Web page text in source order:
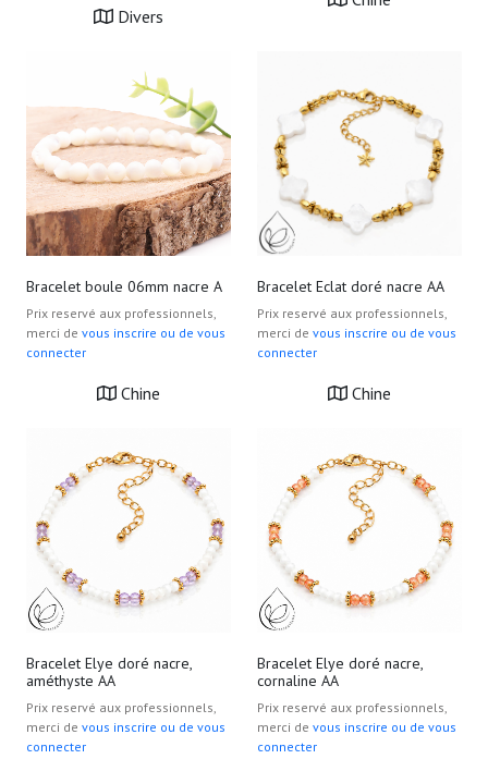
Divers
Bracelet boule 06mm nacre A
Prix reservé aux professionnels,
merci de vous inscrire ou de vous
connecter
Chine
Bracelet Eclat doré nacre AA
Prix reservé aux professionnels,
merci de vous inscrire ou de vous
connecter
Chine
Bracelet Elye doré nacre,
améthyste AA
Prix reservé aux professionnels,
merci de vous inscrire ou de vous
connecter
Bracelet Elye doré nacre,
cornaline AA
Prix reservé aux professionnels,
merci de vous inscrire ou de vous
connecter